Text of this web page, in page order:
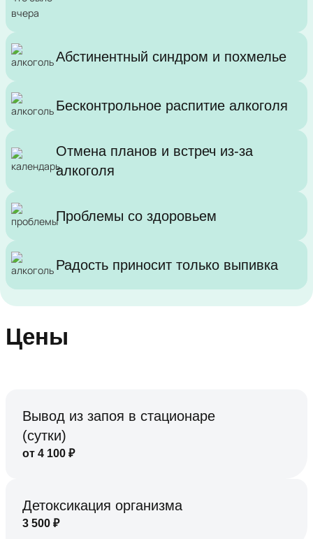
Абстинентный синдром и похмелье
Бесконтрольное распитие алкоголя
Отмена планов и встреч из-за
алкоголя
Проблемы со здоровьем
Радость приносит только выпивка
Цены
Вывод из запоя в стационаре
(сутки)
от 4 100 ₽
Детоксикация организма
3 500 ₽